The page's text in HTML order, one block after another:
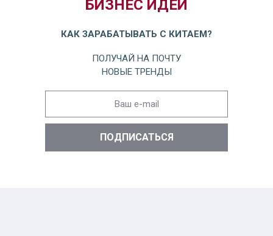
БИЗНЕС ИДЕИ
КАК ЗАРАБАТЫВАТЬ С КИТАЕМ?
ПОЛУЧАЙ НА ПОЧТУ
НОВЫЕ ТРЕНДЫ